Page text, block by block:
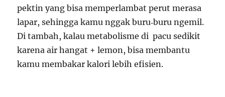
pektin yang bisa memperlambat perut merasa
lapar, sehingga kamu nggak buru‑buru ngemil.
Di tambah, kalau metabolisme di pacu sedikit
karena air hangat + lemon, bisa membantu
kamu membakar kalori lebih efisien.